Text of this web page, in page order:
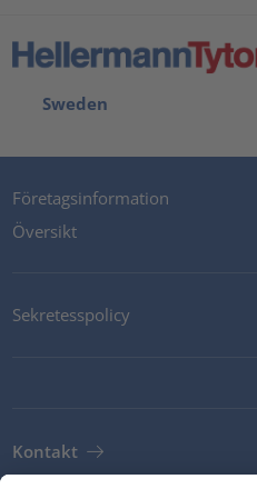
Sweden
Företagsinformation
Översikt
Sekretesspolicy
Kontakt